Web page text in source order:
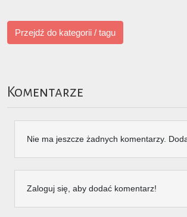
Przejdź do kategorii / tagu
Komentarze
Nie ma jeszcze żadnych komentarzy.
Zaloguj się, aby dodać komentarz!